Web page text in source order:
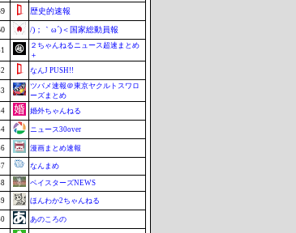
歴史的速報
/)；｀ω´)＜国家総動員報
２ちゃんねるニュース超速まとめ
＋
なんJ PUSH!!
ツバメ速報＠東京ヤクルトスワロ
ーズまとめ
婚外ちゃんねる
ニュース30over
漫画まとめ速報
なんまめ
ベイスターズNEWS
ほんわか2ちゃんねる
あのころの